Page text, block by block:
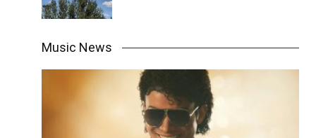
Music News